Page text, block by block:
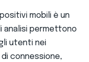
mobili è un
analisi permettono
utenti nei
connessione,